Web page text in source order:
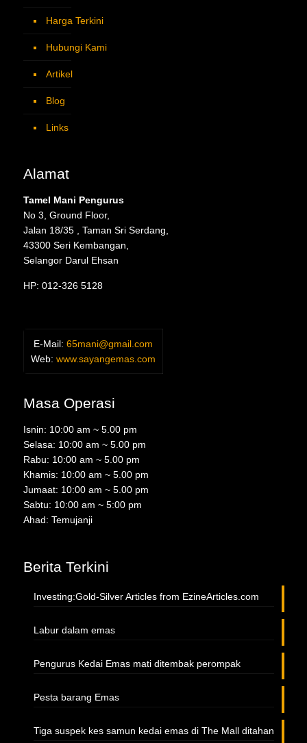
Harga Terkini
Hubungi Kami
Artikel
Blog
Links
Alamat
Tamel Mani Pengurus
No 3, Ground Floor,
Jalan 18/35 , Taman Sri Serdang,
43300 Seri Kembangan,
Selangor Darul Ehsan
HP: 012-326 5128
E-Mail: 65mani@gmail.com
Web: www.sayangemas.com
Masa Operasi
Isnin: 10:00 am ~ 5.00 pm
Selasa: 10:00 am ~ 5.00 pm
Rabu: 10:00 am ~ 5.00 pm
Khamis: 10:00 am ~ 5.00 pm
Jumaat: 10:00 am ~ 5.00 pm
Sabtu: 10:00 am ~ 5:00 pm
Ahad: Temujanji
Berita Terkini
Investing:Gold-Silver Articles from EzineArticles.com
Labur dalam emas
Pengurus Kedai Emas mati ditembak perompak
Pesta barang Emas
Tiga suspek kes samun kedai emas di The Mall ditahan